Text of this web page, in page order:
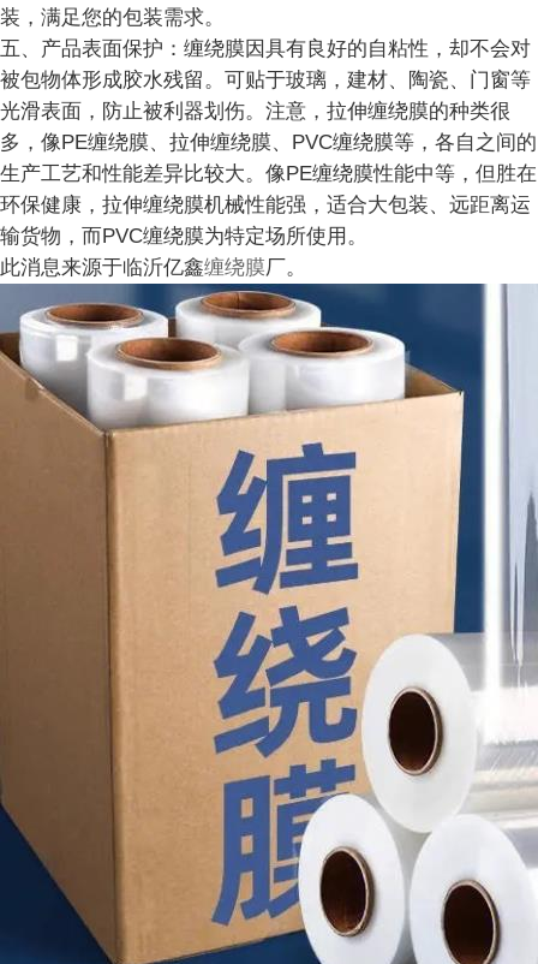
装，满足您的包装需求。
五、产品表面保护：缠绕膜因具有良好的自粘性，却不会对
被包物体形成胶水残留。可贴于玻璃，建材、陶瓷、门窗等
光滑表面，防止被利器划伤。注意，拉伸缠绕膜的种类很
多，像PE缠绕膜、拉伸缠绕膜、PVC缠绕膜等，各自之间的
生产工艺和性能差异比较大。像PE缠绕膜性能中等，但胜在
环保健康，拉伸缠绕膜机械性能强，适合大包装、远距离运
输货物，而PVC缠绕膜为特定场所使用。
此消息来源于临沂亿鑫缠绕膜厂。